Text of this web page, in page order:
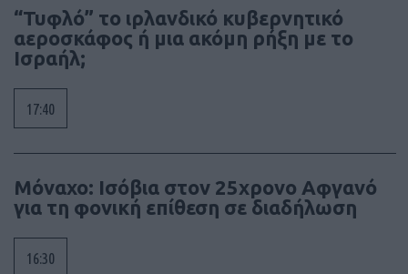
“Τυφλό” το ιρλανδικό κυβερνητικό
αεροσκάφος ή μια ακόμη ρήξη με το
Ισραήλ;
17:40
Μόναχο: Ισόβια στον 25χρονο Αφγανό
για τη φονική επίθεση σε διαδήλωση
16:30